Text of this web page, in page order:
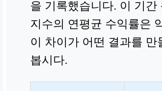
을 기록했습니다. 이 기간
지수의 연평균 수익률은
이 차이가 어떤 결과를 만
봅시다.